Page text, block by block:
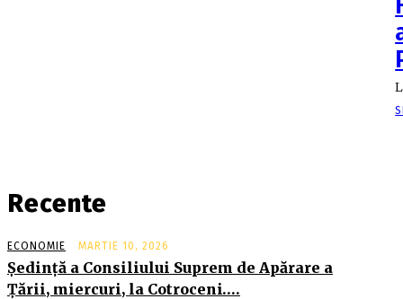
Recente
ECONOMIE MARTIE 10, 2026
Şedinţă a Consiliului Suprem de Apărare a
Ţării, miercuri, la Cotroceni….